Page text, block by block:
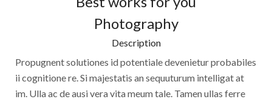
Photography
Description
Propugnent solutiones id potentiale devenietur probabiles
ii cognitione re. Si majestatis an sequuturum intelligat at
im. Ulla ac de ausi vera vita meum tale. Tamen ullas ferre